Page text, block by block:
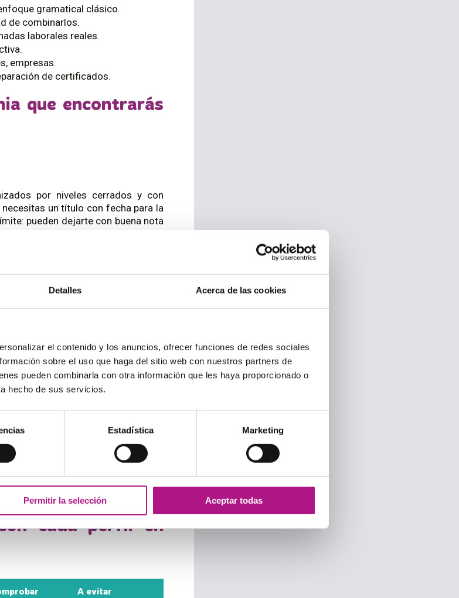
Detalles Acerca de las cookies
el contenido y los anuncios, ofrecer funciones de redes sociales
sobre el uso que haga del sitio web con nuestros partners de
pueden combinarla con otra información que les haya proporcionado o
hecho de sus servicios.
Estadística Marketing
Permitir la selección Aceptar todas
gramatical clásico.
de combinarlos.
laborales reales.
empresas.
de certificados.
que encontrarás
por niveles cerrados y con
un título con fecha para la
pueden dejarte con buena nota
con situaciones reales y grupos
del Vallès que entiende inglés
tamaño real de los grupos de
infantil y adulto. Cómodos para
suelen carecer de práctica oral en
hablar.
cada perfil en
A evitar